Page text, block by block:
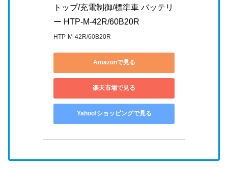
トップ/充電制御/標準車 バッテリ
ー HTP-M-42R/60B20R
HTP-M-42R/60B20R
Amazonで見る
楽天市場で見る
Yahoo!ショッピングで見る